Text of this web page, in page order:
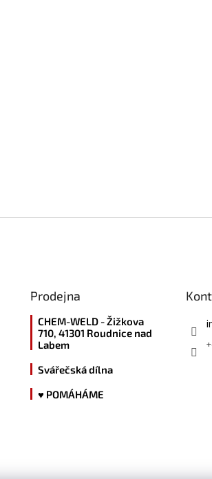
Prodejna
CHEM-WELD - Žižkova
710, 41301 Roudnice nad
Labem
Svářečská dílna
♥ POMÁHÁME